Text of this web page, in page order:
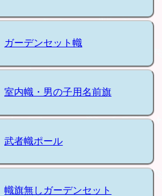
ガーデンセット幟
室内幟・男の子用名前旗
武者幟ポール
幟旗無しガーデンセット